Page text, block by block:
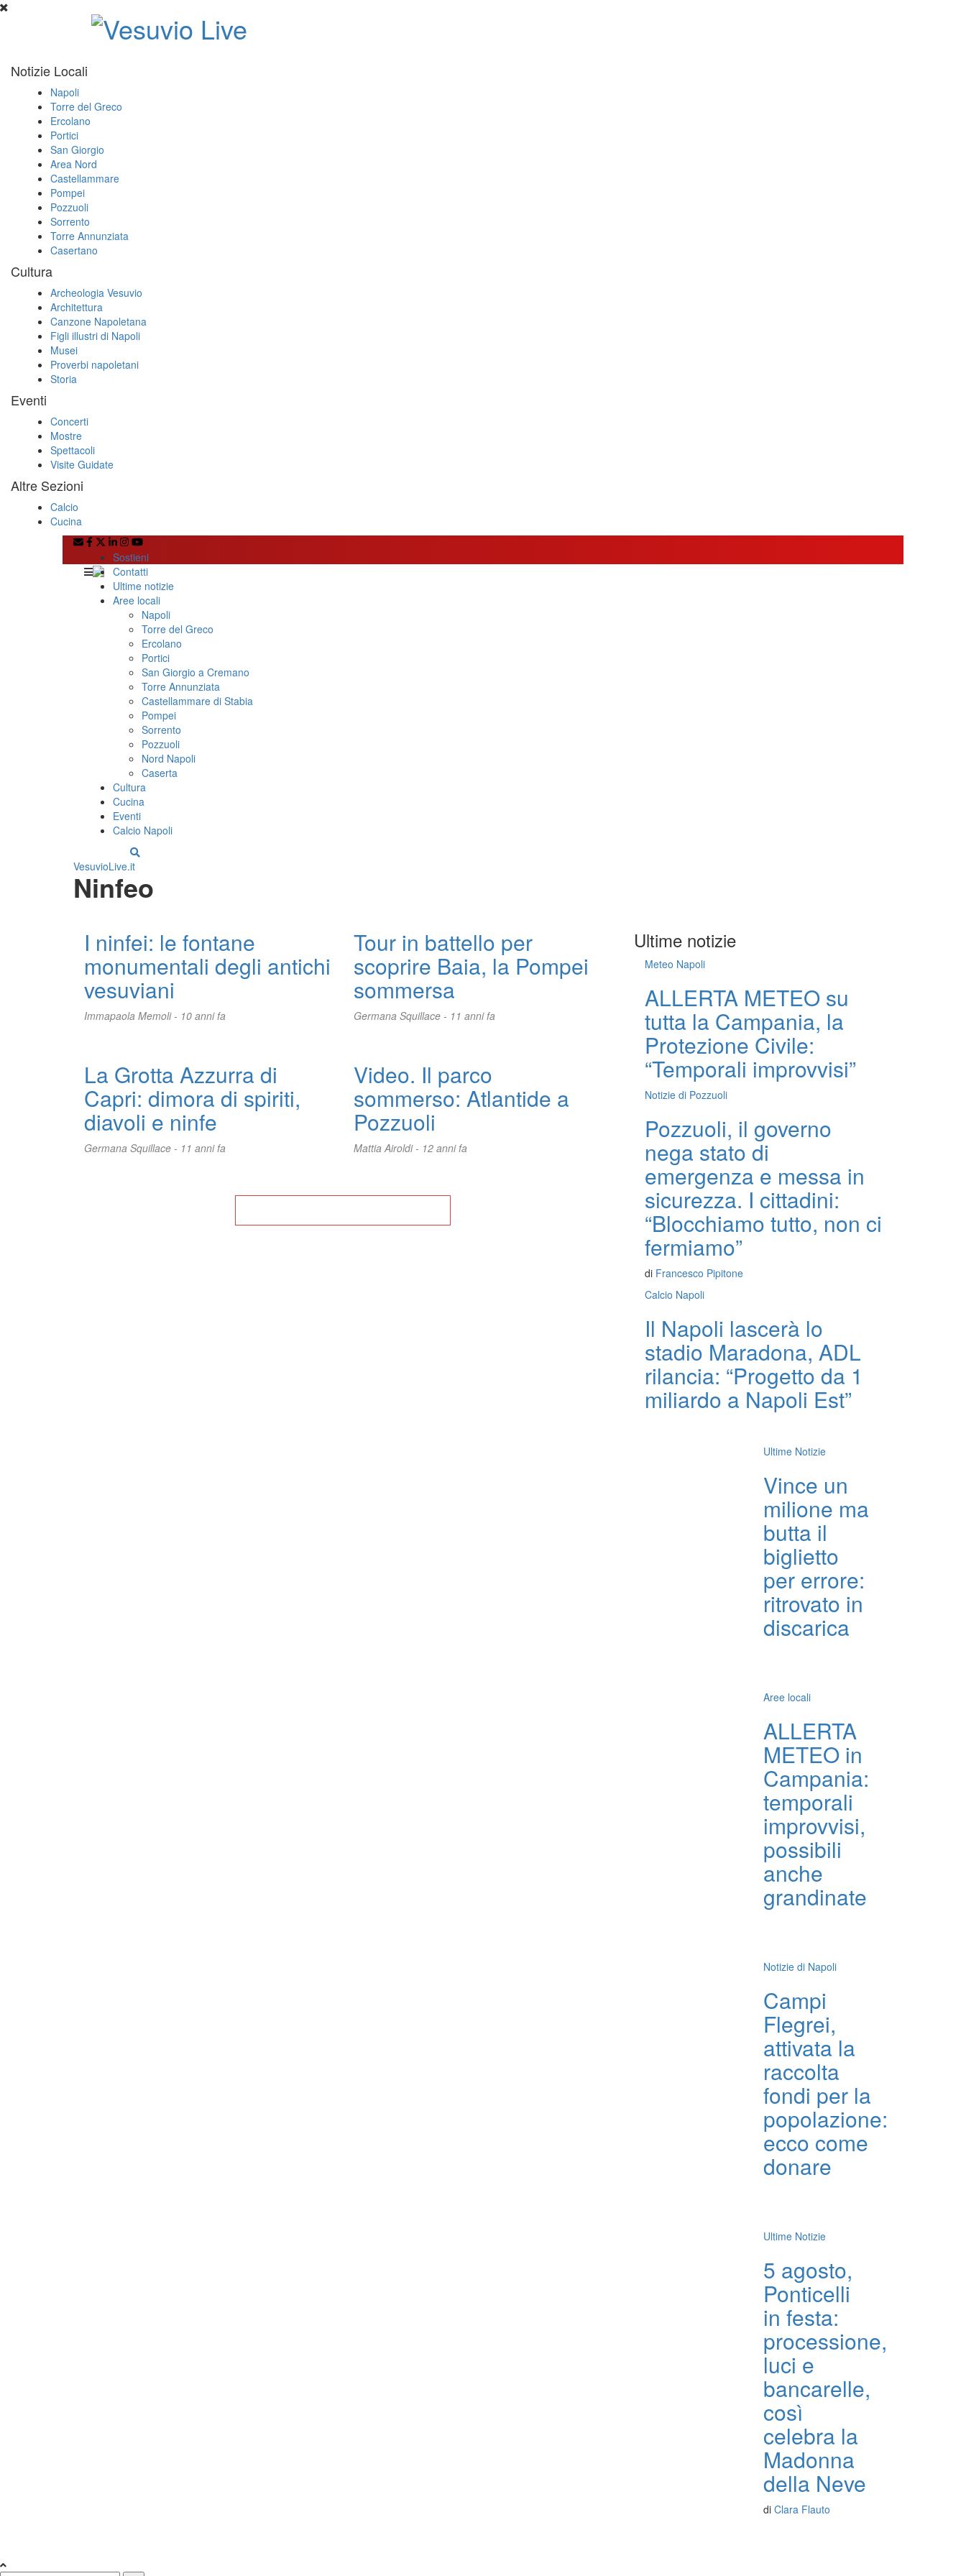
Notizie Locali
Napoli
Torre del Greco
Ercolano
Portici
San Giorgio
Area Nord
Castellammare
Pompei
Pozzuoli
Sorrento
Torre Annunziata
Casertano
Cultura
Archeologia Vesuvio
Architettura
Canzone Napoletana
Figli illustri di Napoli
Musei
Proverbi napoletani
Storia
Eventi
Concerti
Mostre
Spettacoli
Visite Guidate
Altre Sezioni
Calcio
Cucina
Sostieni
Contatti
Ultime notizie
Aree locali
Napoli
Torre del Greco
Ercolano
Portici
San Giorgio a Cremano
Torre Annunziata
Castellammare di Stabia
Pompei
Sorrento
Pozzuoli
Nord Napoli
Caserta
Cultura
Cucina
Eventi
Calcio Napoli
VesuvioLive.it
Ninfeo
I ninfei: le fontane
monumentali degli antichi
vesuviani
Immapaola Memoli - 10 anni fa
Tour in battello per
scoprire Baia, la Pompei
sommersa
Germana Squillace - 11 anni fa
La Grotta Azzurra di
Capri: dimora di spiriti,
diavoli e ninfe
Germana Squillace - 11 anni fa
Video. Il parco
sommerso: Atlantide a
Pozzuoli
Mattia Airoldi - 12 anni fa
Ultime notizie
Meteo Napoli
ALLERTA METEO su
tutta la Campania, la
Protezione Civile:
“Temporali improvvisi”
Notizie di Pozzuoli
Pozzuoli, il governo
nega stato di
emergenza e messa in
sicurezza. I cittadini:
“Blocchiamo tutto, non ci
fermiamo”
di Francesco Pipitone
Calcio Napoli
Il Napoli lascerà lo
stadio Maradona, ADL
rilancia: “Progetto da 1
miliardo a Napoli Est”
Ultime Notizie
Vince un
milione ma
butta il
biglietto
per errore:
ritrovato in
discarica
Aree locali
ALLERTA
METEO in
Campania:
temporali
improvvisi,
possibili
anche
grandinate
Notizie di Napoli
Campi
Flegrei,
attivata la
raccolta
fondi per la
popolazione:
ecco come
donare
Ultime Notizie
5 agosto,
Ponticelli
in festa:
processione,
luci e
bancarelle,
così
celebra la
Madonna
della Neve
di Clara Flauto